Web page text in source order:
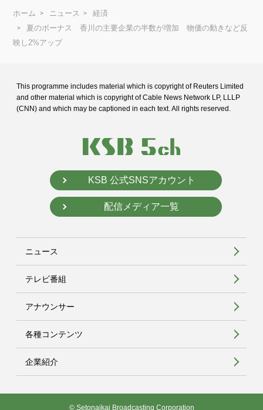
ホーム ニュース
経済
夏のボーナス 香川の主要企業の半数が増加 物価の動きなど反
映し2%アップ
This programme includes material which is copyright of Reuters Limited
and other material which is copyright of Cable News Network LP, LLLP
(CNN) and which may be captioned in each text. All rights reserved.
KSB 公式SNSアカウント
配信メディア一覧
ニュース
テレビ番組
アナウンサー
各種コンテンツ
企業紹介
© Setonaikai Broadcasting Corporation